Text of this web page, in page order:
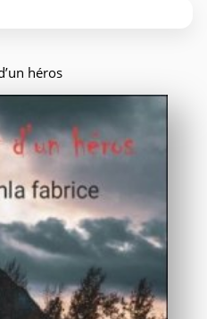
héros